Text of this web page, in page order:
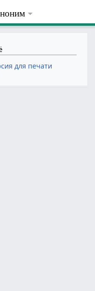
для печати